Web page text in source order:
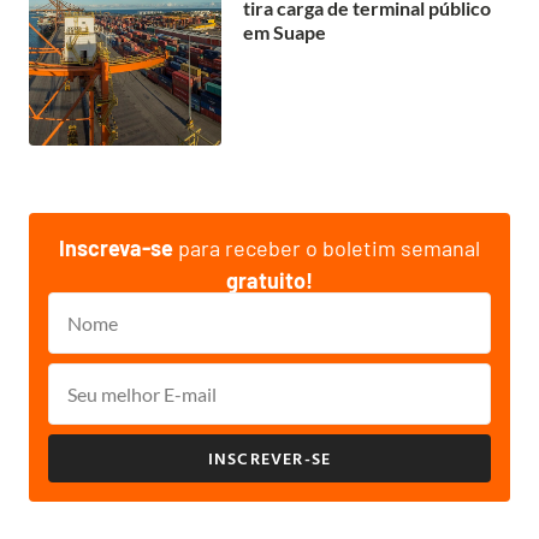
tira carga de terminal público
em Suape
Inscreva-se para receber o boletim semanal
gratuito!
INSCREVER-SE